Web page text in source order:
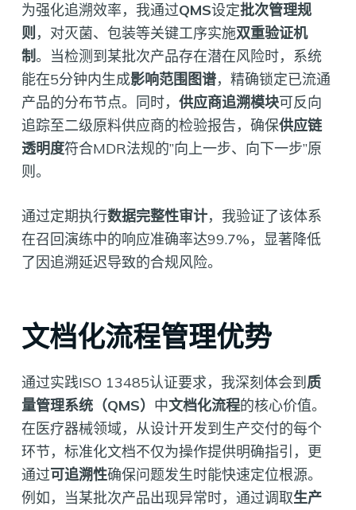
为强化追溯效率，我通过QMS设定批次管理规
则 ，对灭菌、包装等关键工序实施双重验证机
制。当检测到某批次产品存在潜在风险时，系统
能在5分钟内生成影响范围图谱，精确锁定已流通
产品的分布节点。同时， 供应商追溯模块可反向
追踪至二级原料供应商的检验报告，确保供应链
透明度符合MDR法规的”向上一步、向下一步”原
则。
通过定期执行数据完整性审计，我验证了该体系
在召回演练中的响应准确率达99.7%，显著降低
了因追溯延迟导致的合规风险。
文档化流程管理优势
通过实践ISO 13485认证要求，我深刻体会到 质
量管理系统（QMS） 中文档化流程的核心价值。
在医疗器械领域，从设计开发到生产交付的每个
环节，标准化文档不仅为操作提供明确指引，更
通过可追溯性确保问题发生时能快速定位根源。
例如，当某批次产品出现异常时，通过调取生产